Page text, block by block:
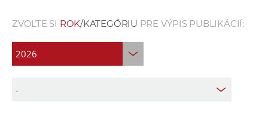
c
í
ZVOĽTE SI ROK/KATEGÓRIU PRE VÝPIS PUBLIKÁCIÍ: